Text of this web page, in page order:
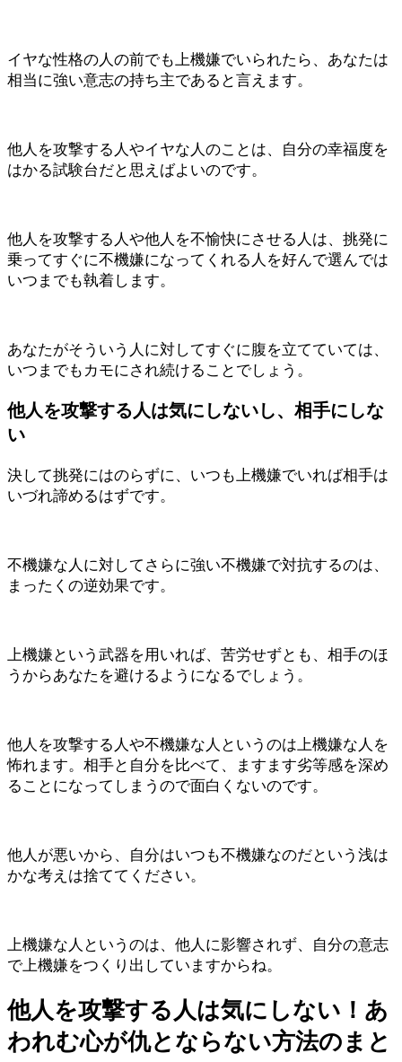
イヤな性格の人の前でも上機嫌でいられたら、あなたは
相当に強い意志の持ち主であると言えます。
他人を攻撃する人やイヤな人のことは、自分の幸福度を
はかる試験台だと思えばよいのです。
他人を攻撃する人や他人を不愉快にさせる人は、挑発に
乗ってすぐに不機嫌になってくれる人を好んで選んでは
いつまでも執着します。
あなたがそういう人に対してすぐに腹を立てていては、
いつまでもカモにされ続けることでしょう。
他人を攻撃する人は気にしないし、相手にしな
い
決して挑発にはのらずに、いつも上機嫌でいれば相手は
いづれ諦めるはずです。
不機嫌な人に対してさらに強い不機嫌で対抗するのは、
まったくの逆効果です。
上機嫌という武器を用いれば、苦労せずとも、相手のほ
うからあなたを避けるようになるでしょう。
他人を攻撃する人や不機嫌な人というのは上機嫌な人を
怖れます。相手と自分を比べて、ますます劣等感を深め
ることになってしまうので面白くないのです。
他人が悪いから、自分はいつも不機嫌なのだという浅は
かな考えは捨ててください。
上機嫌な人というのは、他人に影響されず、自分の意志
で上機嫌をつくり出していますからね。
他人を攻撃する人は気にしない！あ
われむ心が仇とならない方法のまと